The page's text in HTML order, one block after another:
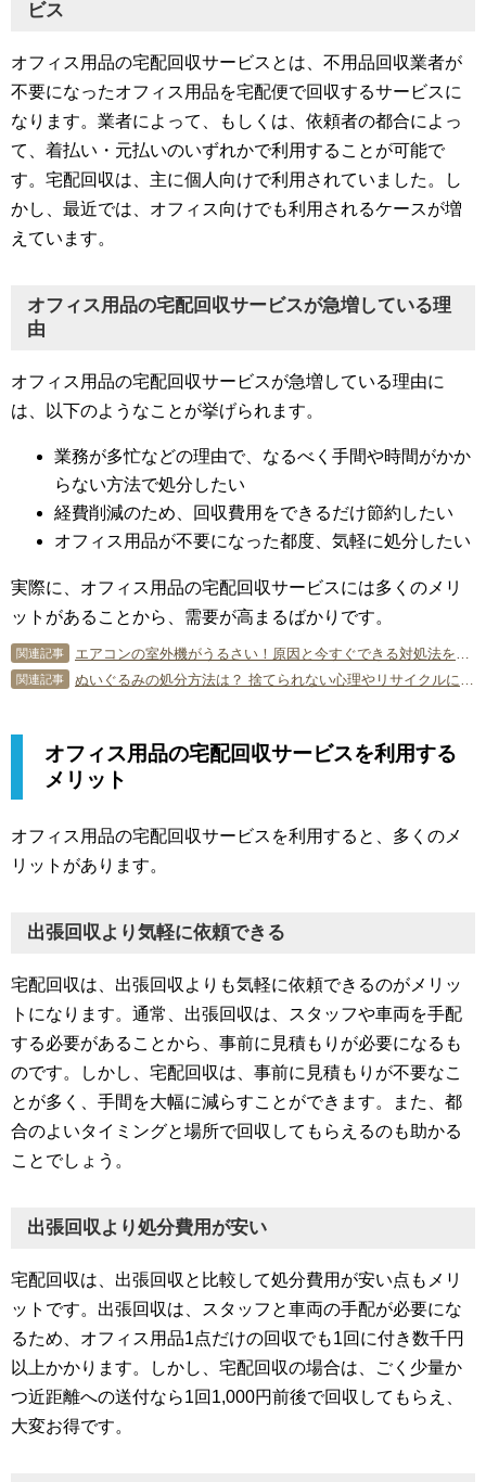
ビス
オフィス用品の宅配回収サービスとは、不用品回収業者が
不要になったオフィス用品を宅配便で回収するサービスに
なります。業者によって、もしくは、依頼者の都合によっ
て、着払い・元払いのいずれかで利用することが可能で
す。宅配回収は、主に個人向けで利用されていました。し
かし、最近では、オフィス向けでも利用されるケースが増
えています。
オフィス用品の宅配回収サービスが急増している理
由
オフィス用品の宅配回収サービスが急増している理由に
は、以下のようなことが挙げられます。
業務が多忙などの理由で、なるべく手間や時間がかか
らない方法で処分したい
経費削減のため、回収費用をできるだけ節約したい
オフィス用品が不要になった都度、気軽に処分したい
実際に、オフィス用品の宅配回収サービスには多くのメリ
ットがあることから、需要が高まるばかりです。
関連記事 エアコンの室外機がうるさい！原因と今すぐできる対処法を紹介します。
関連記事 ぬいぐるみの処分方法は？ 捨てられない心理やリサイクルについて
オフィス用品の宅配回収サービスを利用する
メリット
オフィス用品の宅配回収サービスを利用すると、多くのメ
リットがあります。
出張回収より気軽に依頼できる
宅配回収は、出張回収よりも気軽に依頼できるのがメリッ
トになります。通常、出張回収は、スタッフや車両を手配
する必要があることから、事前に見積もりが必要になるも
のです。しかし、宅配回収は、事前に見積もりが不要なこ
とが多く、手間を大幅に減らすことができます。また、都
合のよいタイミングと場所で回収してもらえるのも助かる
ことでしょう。
出張回収より処分費用が安い
宅配回収は、出張回収と比較して処分費用が安い点もメリ
ットです。出張回収は、スタッフと車両の手配が必要にな
るため、オフィス用品1点だけの回収でも1回に付き数千円
以上かかります。しかし、宅配回収の場合は、ごく少量か
つ近距離への送付なら1回1,000円前後で回収してもらえ、
大変お得です。